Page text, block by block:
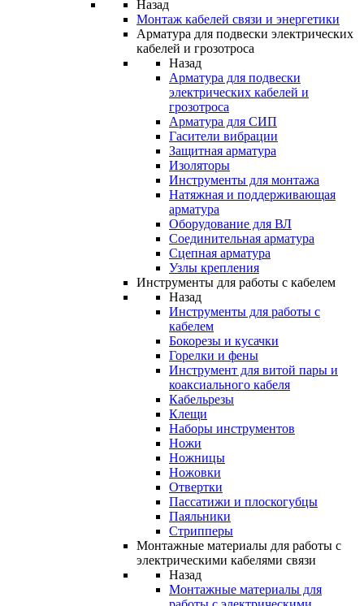
Назад
Монтаж кабелей связи и энергетики
Арматура для подвески электрических
кабелей и грозотроса
Назад
Арматура для подвески
электрических кабелей и
грозотроса
Арматура для СИП
Гасители вибрации
Защитная арматура
Изоляторы
Инструменты для монтажа
Натяжная и поддерживающая
арматура
Оборудование для ВЛ
Соединительная арматура
Сцепная арматура
Узлы крепления
Инструменты для работы с кабелем
Назад
Инструменты для работы с
кабелем
Бокорезы и кусачки
Горелки и фены
Инструмент для витой пары и
коаксиального кабеля
Кабельрезы
Клещи
Наборы инструментов
Ножи
Ножницы
Ножовки
Отвертки
Пассатижи и плоскогубцы
Паяльники
Стрипперы
Монтажные материалы для работы с
электрическими кабелями связи
Назад
Монтажные материалы для